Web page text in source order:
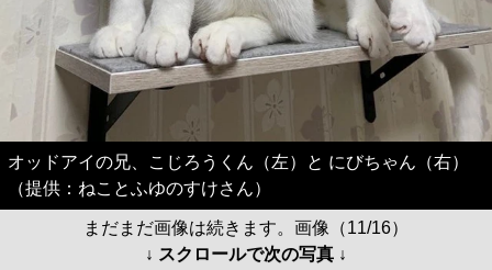
オッドアイの兄、こじろうくん（左）と にびちゃん（右）
（提供：ねことふゆのすけさん）
まだまだ画像は続きます。画像（11/16）
↓ スクロールで次の写真 ↓